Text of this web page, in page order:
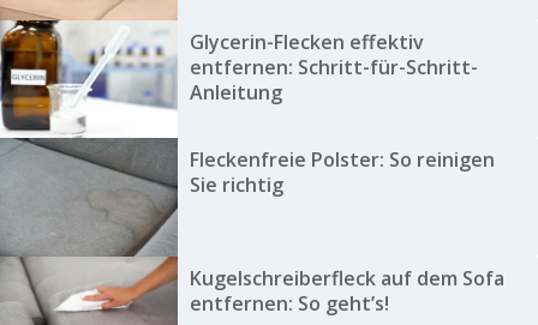
Glycerin-Flecken effektiv
entfernen: Schritt-für-Schritt-
Anleitung
Fleckenfreie Polster: So reinigen
Sie richtig
Kugelschreiberfleck auf dem Sofa
entfernen: So geht’s!